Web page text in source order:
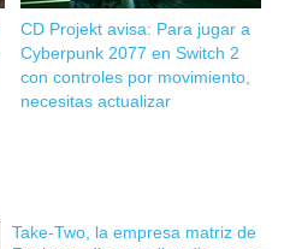
CD Projekt avisa: Para jugar a
Cyberpunk 2077 en Switch 2
con controles por movimiento,
necesitas actualizar
Take-Two, la empresa matriz de